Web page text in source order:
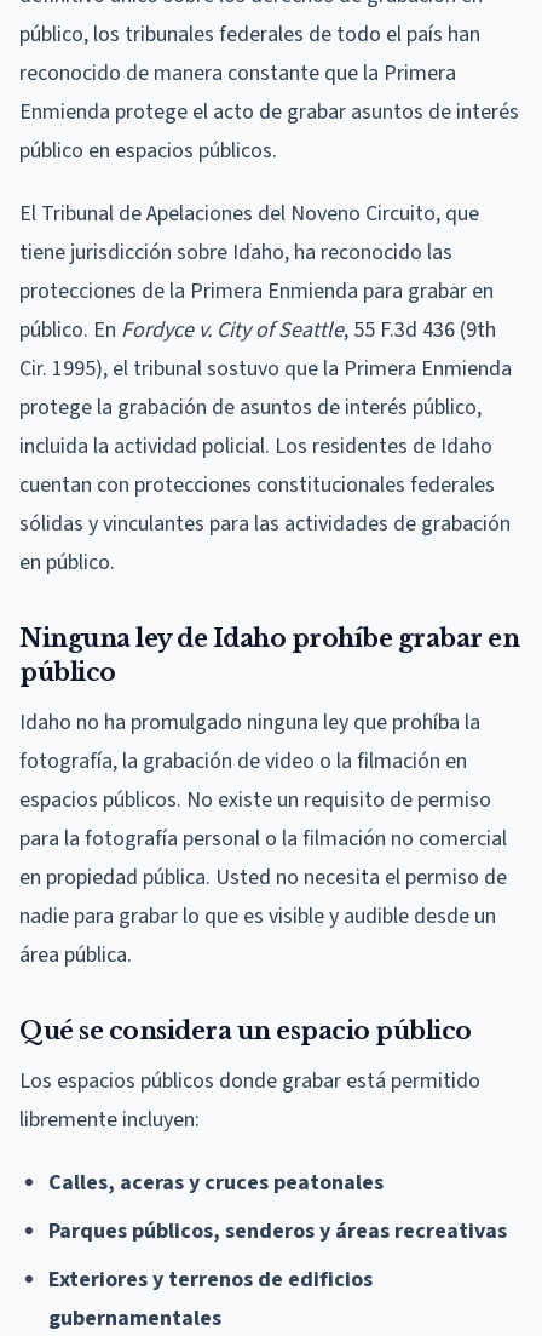
público, los tribunales federales de todo el país han
reconocido de manera constante que la Primera
Enmienda protege el acto de grabar asuntos de interés
público en espacios públicos.
El Tribunal de Apelaciones del Noveno Circuito, que
tiene jurisdicción sobre Idaho, ha reconocido las
protecciones de la Primera Enmienda para grabar en
público. En Fordyce v. City of Seattle, 55 F.3d 436 (9th
Cir. 1995), el tribunal sostuvo que la Primera Enmienda
protege la grabación de asuntos de interés público,
incluida la actividad policial. Los residentes de Idaho
cuentan con protecciones constitucionales federales
sólidas y vinculantes para las actividades de grabación
en público.
Ninguna ley de Idaho prohíbe grabar en
público
Idaho no ha promulgado ninguna ley que prohíba la
fotografía, la grabación de video o la filmación en
espacios públicos. No existe un requisito de permiso
para la fotografía personal o la filmación no comercial
en propiedad pública. Usted no necesita el permiso de
nadie para grabar lo que es visible y audible desde un
área pública.
Qué se considera un espacio público
Los espacios públicos donde grabar está permitido
libremente incluyen:
Calles, aceras y cruces peatonales
Parques públicos, senderos y áreas recreativas
Exteriores y terrenos de edificios
gubernamentales